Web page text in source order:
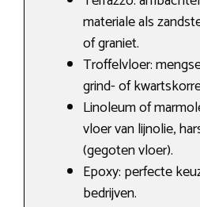
materiale als
of graniet.
Troffelvloer:
grind- of
Linoleum of
vloer van lijnolie,
(gegoten vloer).
Epoxy: perfecte
bedrijven.